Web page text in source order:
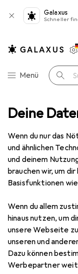
Deine
Wenn du nur das
und ähnlichen
und deinem
brauchen wir, um
Basisfunktionen
Wenn du allem
hinaus nutzen, um
unsere Webseite
unseren und
Dazu können
Werbepartner
Galaxus
Schneller
Navigation nach
Menü Suche
Zubehör
Adalee